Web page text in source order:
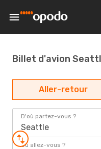
Billet d'avion
Aller-retour
D'où partez-vous ?
Seattle
Où allez-vous ?